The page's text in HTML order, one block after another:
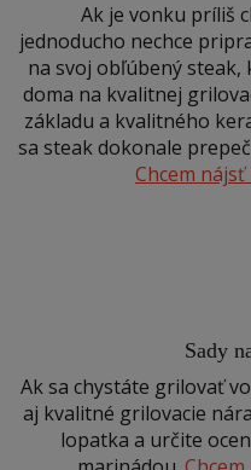
Ak je vonku príliš
jednoducho nechce
na svoj obľúbený
doma na kvalitnej
základu a kvalitného
sa steak dokonale
Chcem
Sady
Ak sa chystáte grilovať
aj kvalitné grilovacie
lopatka a určite